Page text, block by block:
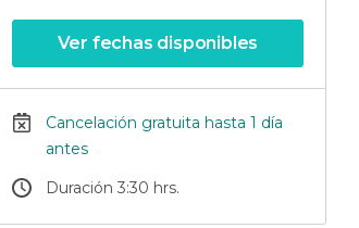
Ver fechas disponibles
Cancelación gratuita hasta 1 día
antes
Duración 3:30 hrs.